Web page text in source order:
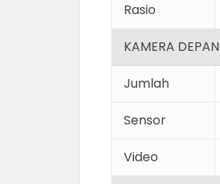
Rasio
KAMERA DEPAN
Jumlah
Sensor
Video